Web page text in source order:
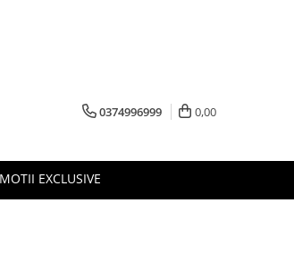
0374996999 0,00
EXCLUSIVE